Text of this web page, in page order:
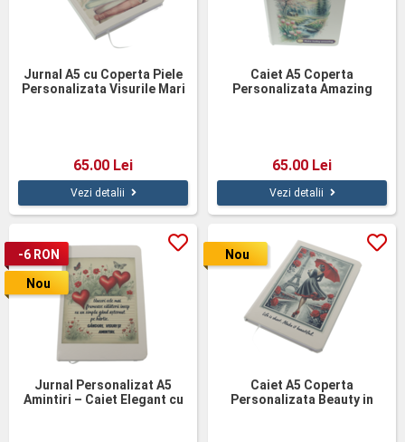
Jurnal A5 cu Coperta Piele
Personalizata Visurile Mari
65.00 Lei
Vezi detalii
Caiet A5 Coperta
Personalizata Amazing
65.00 Lei
Vezi detalii
Jurnal Personalizat A5
Amintiri – Caiet Elegant cu
-6 RON
Nou
Caiet A5 Coperta
Personalizata Beauty in
Nou